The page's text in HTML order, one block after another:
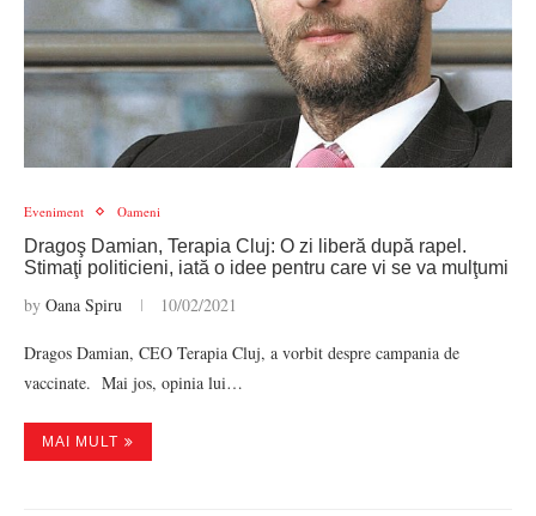
Eveniment Oameni
Dragoş Damian, Terapia Cluj: O zi liberă după rapel.
Stimaţi politicieni, iată o idee pentru care vi se va mulţumi
by Oana Spiru 10/02/2021
Dragos Damian, CEO Terapia Cluj, a vorbit despre campania de
vaccinate. Mai jos, opinia lui…
MAI MULT